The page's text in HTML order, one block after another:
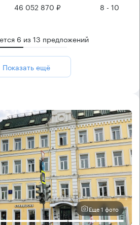
46 052 870 ₽ 8 - 10
6 из13 предложений
Показать ещё
Еще 1 фото